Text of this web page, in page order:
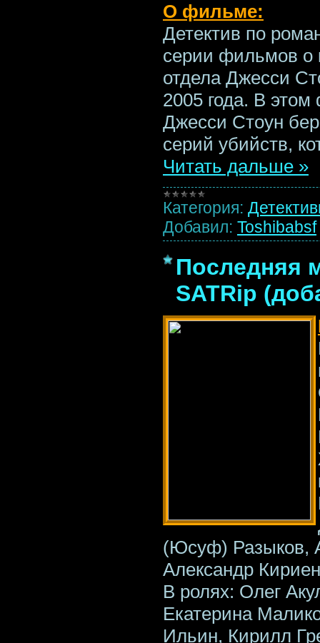
О фильме:
Детектив по
серии фильмов о
отдела Джесси
2005 года. В
Джесси Стоун
серий убийств,
Читать дальше »
Категория:
Добавил: Toshibabsf
Последняя
SATRip
(Юсуф) Разыков,
Александр
В ролях: Олег
Екатерина
Ильин, Кирилл